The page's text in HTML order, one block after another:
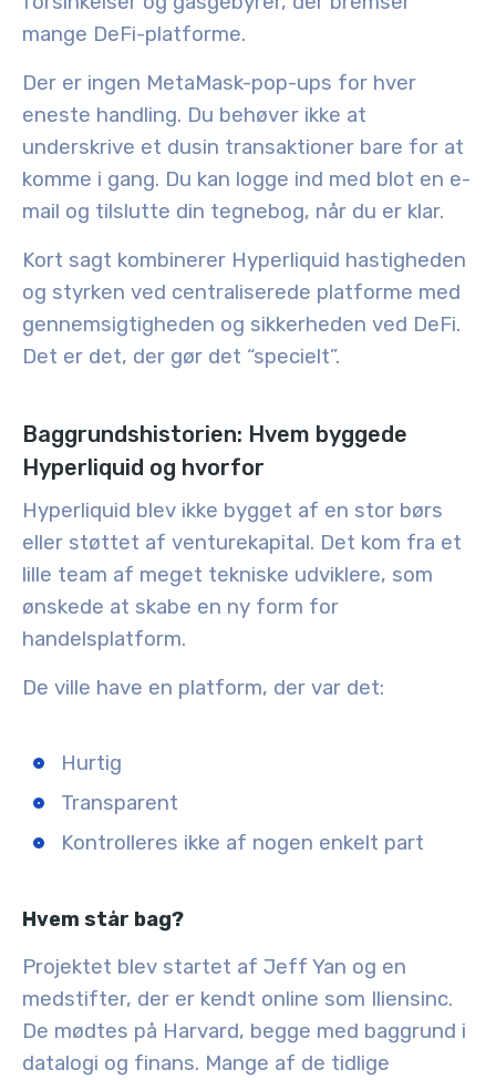
mange DeFi-platforme.
Der er ingen MetaMask-pop-ups for hver
eneste handling. Du behøver ikke at
underskrive et dusin transaktioner bare for at
komme i gang. Du kan logge ind med blot en e-
mail og tilslutte din tegnebog, når du er klar.
Kort sagt kombinerer Hyperliquid hastigheden
og styrken ved centraliserede platforme med
gennemsigtigheden og sikkerheden ved DeFi.
Det er det, der gør det “specielt”.
Baggrundshistorien: Hvem byggede
Hyperliquid og hvorfor
Hyperliquid blev ikke bygget af en stor børs
eller støttet af venturekapital. Det kom fra et
lille team af meget tekniske udviklere, som
ønskede at skabe en ny form for
handelsplatform.
De ville have en platform, der var det:
Hurtig
Transparent
Kontrolleres ikke af nogen enkelt part
Hvem står bag?
Projektet blev startet af Jeff Yan og en
medstifter, der er kendt online som Iliensinc.
De mødtes på Harvard, begge med baggrund i
datalogi og finans. Mange af de tidlige